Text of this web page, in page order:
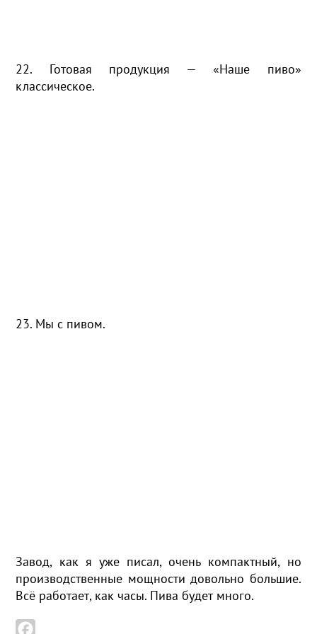
22. Готовая продукция — «Наше пиво»
классическое.
23. Мы с пивом.
Завод, как я уже писал, очень компактный, но
производственные мощности довольно большие.
Всё работает, как часы. Пива будет много.